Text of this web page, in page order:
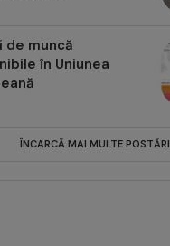
de muncă
în Uniunea
ÎNCARCĂ MAI MULTE POSTĂRI